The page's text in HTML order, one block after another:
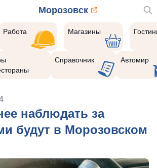
Морозовск
Работа Магазины
Справочник Автомир
наблюдать за
будут в Морозовском